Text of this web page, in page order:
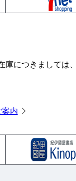
庫につきましては
案内